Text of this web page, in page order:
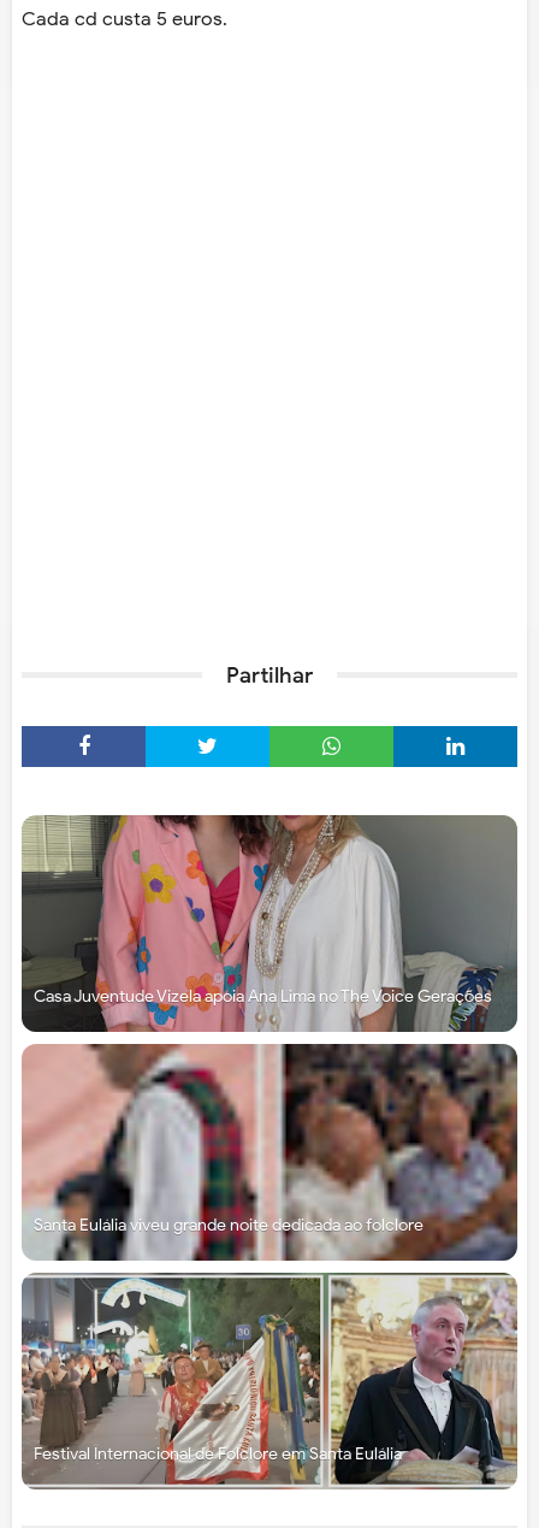
Cada cd custa 5 euros.
Partilhar
Casa Juventude Vizela apoia Ana Lima no The Voice Gerações
Santa Eulália viveu grande noite dedicada ao folclore
Festival Internacional de Folclore em Santa Eulália